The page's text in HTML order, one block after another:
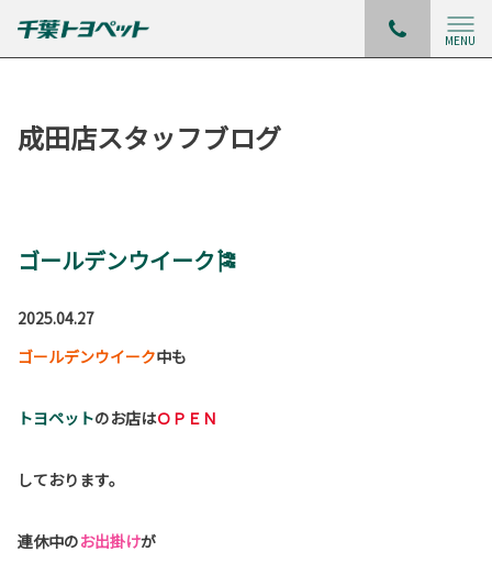
MENU
成田店スタッフブログ
ゴールデンウイーク🎏
2025.04.27
ゴールデンウイーク中も
トヨペットのお店はＯＰＥＮ
しております。
連休中のお出掛けが